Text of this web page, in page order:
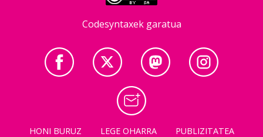
Codesyntaxek garatua
HONI BURUZ LEGE OHARRA
PUBLIZITATEA